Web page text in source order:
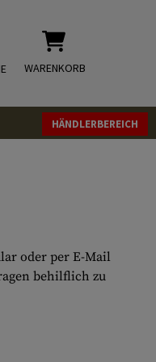
WARENKORB
HÄNDLERBEREICH
oder per E-Mail
behilflich zu